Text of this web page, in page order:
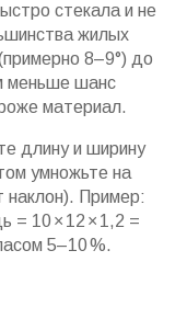
стекала и не
жилых
8–9°) до
меньше шанс
материал.
длину и ширину
умножьте на
наклон). Пример:
= 10 × 12 × 1,2 =
5–10 %.